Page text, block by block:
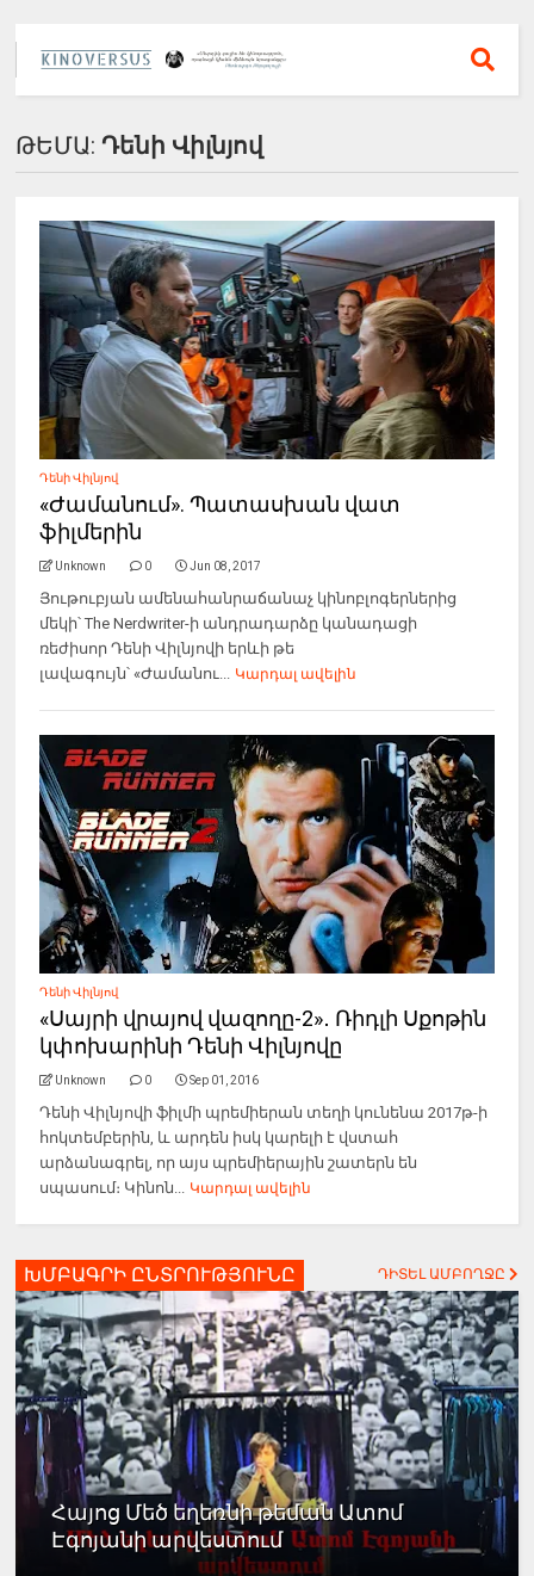
ԹԵՄԱ: Դենի Վիլնյով
Դենի Վիլնյով
«Ժամանում». Պատասխան վատ
ֆիլմերին
Unknown 0 Jun 08, 2017
Յութուբյան ամենահանրաճանաչ կինոբլոգերներից
մեկի՝ The Nerdwriter-ի անդրադարձը կանադացի
ռեժիսոր Դենի Վիլնյովի երևի թե
լավագույն՝ «Ժամանու... Կարդալ ավելին
Դենի Վիլնյով
«Սայրի վրայով վազողը-2»․ Ռիդլի Սքոթին
կփոխարինի Դենի Վիլնյովը
Unknown 0 Sep 01, 2016
Դենի Վիլնյովի ֆիլմի պրեմիերան տեղի կունենա 2017թ-ի
հոկտեմբերին, և արդեն իսկ կարելի է վստահ
արձանագրել, որ այս պրեմիերային շատերն են
սպասում։ Կինոն... Կարդալ ավելին
ԽՄԲԱԳՐԻ ԸՆՏՐՈՒԹՅՈՒՆԸ ԴԻՏԵԼ ԱՄԲՈՂՋԸ
Հայոց Մեծ եղեռնի թեման Ատոմ
Էգոյանի արվեստում